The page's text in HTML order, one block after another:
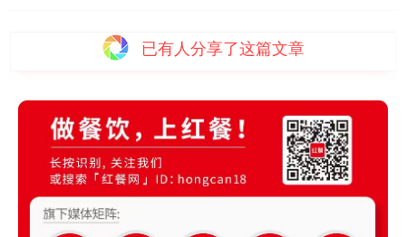
已有人分享了这篇文章